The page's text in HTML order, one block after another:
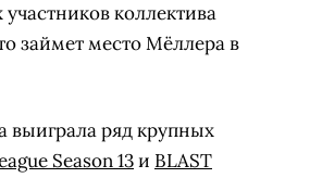
коллектива
займет место Мёллера в
выиграла ряд крупных
Season 13и BLAST